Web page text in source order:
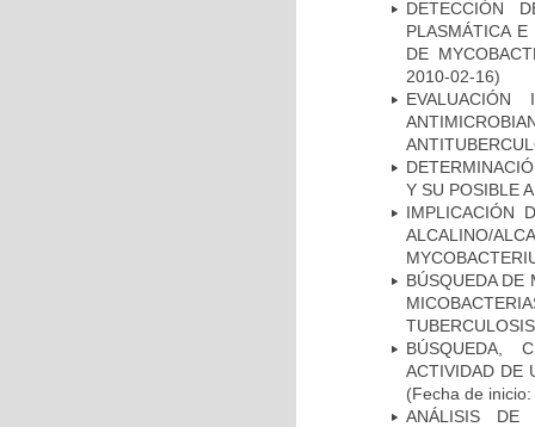
DETECCIÓN
PLASMÁTICA
DE
2010-02-16)
Y SU POSIBLE
IMPLICACIÓN
ALCALINO/
BÚSQUEDA DE
BÚSQUEDA,
ACTIVIDAD DE
(Fecha de
ANÁLISIS DE